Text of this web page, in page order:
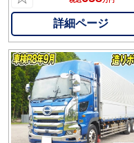
詳細ページ